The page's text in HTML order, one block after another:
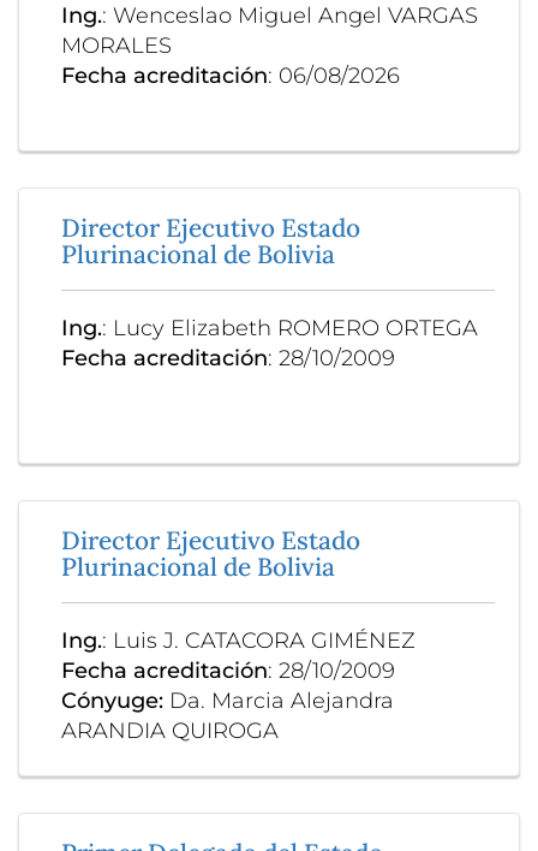
Ing.: Wenceslao Miguel Angel VARGAS
MORALES
Fecha acreditación: 06/08/2026
Director Ejecutivo Estado
Plurinacional de Bolivia
Ing.: Lucy Elizabeth ROMERO ORTEGA
Fecha acreditación: 28/10/2009
Director Ejecutivo Estado
Plurinacional de Bolivia
Ing.: Luis J. CATACORA GIMÉNEZ
Fecha acreditación: 28/10/2009
Cónyuge: Da. Marcia Alejandra
ARANDIA QUIROGA